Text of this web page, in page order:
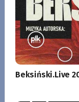
Beksiński.Live